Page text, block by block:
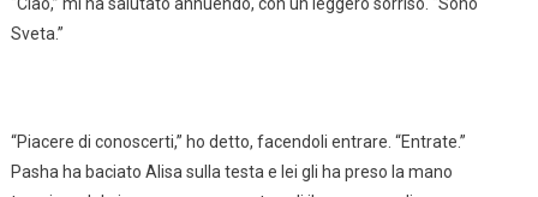
Sveta.”
“Piacere di conoscerti,” ho detto, facendoli entrare. “Entrate.”
Pasha ha baciato Alisa sulla testa e lei gli ha preso la mano